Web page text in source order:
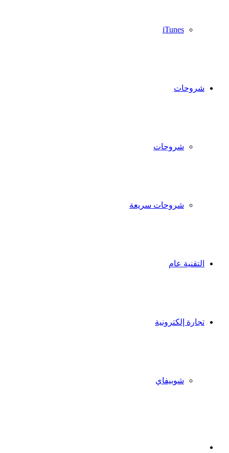
iTunes
شروحات
شروحات
شروحات سريعة
التقنية عام
تجارة إلكترونية
شوبيفاي